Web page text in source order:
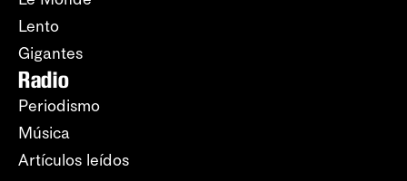
Lento
Gigantes
Radio
Periodismo
Música
Artículos leídos